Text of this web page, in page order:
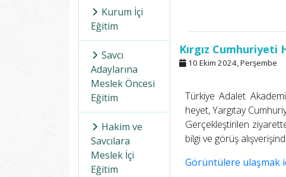
Kurum İçi
Eğitim
Savcı
Adaylarına
Meslek Öncesi
Eğitim
Hakim ve
Savcılara
Meslek İçi
Eğitim
Kırgız
10 Ekim 2024, Perşembe
Türkiye Adalet
heyet, Yargıtay
Gerçekleştirilen ziyarette
bilgi ve görüş
Görüntülere ulaşmak